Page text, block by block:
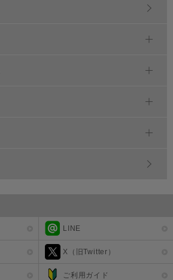
LINE
X（旧Twitter）
ご利用ガイド